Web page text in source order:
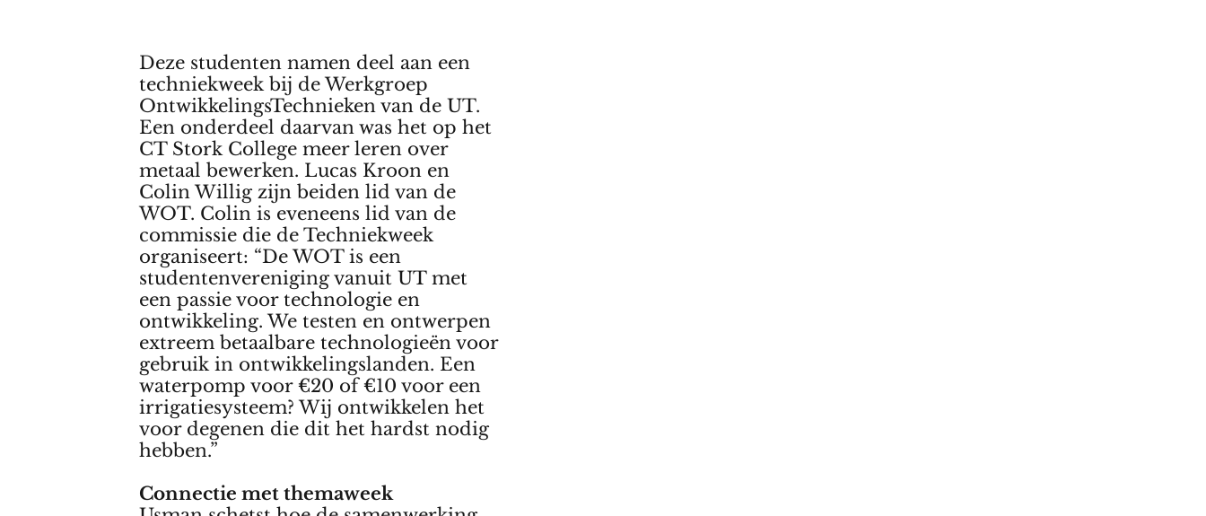
Deze studenten namen deel aan een
techniekweek bij de Werkgroep
OntwikkelingsTechnieken van de UT.
Een onderdeel daarvan was het op het
CT Stork College meer leren over
metaal bewerken. Lucas Kroon en
Colin Willig zijn beiden lid van de
WOT. Colin is eveneens lid van de
commissie die de Techniekweek
organiseert: “De WOT is een
studentenvereniging vanuit UT met
een passie voor technologie en
ontwikkeling. We testen en ontwerpen
extreem betaalbare technologieën voor
gebruik in ontwikkelingslanden. Een
waterpomp voor €20 of €10 voor een
irrigatiesysteem? Wij ontwikkelen het
voor degenen die dit het hardst nodig
hebben.”
Connectie met themaweek